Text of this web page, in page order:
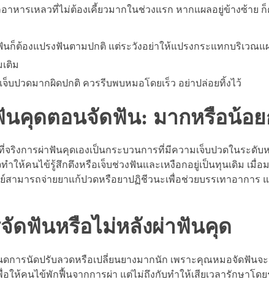
หารเหลวที่ไม่ต้องเคี้ยวมากในช่วงแรก หากแผลอยู่ข้างซ้าย ก็
นก็ต้องแปรงฟันตามปกติ แต่ระวังอย่าให้แปรงกระแทกบริเวณแ
ติม
จ็บปวดมากผิดปกติ ควรรีบพบหมอโดยเร็ว อย่าปล่อยทิ้งไว้
นคุดตอนจัดฟัน: มากหรือน้อ
ริงการผ่าฟันคุดเองเป็นกระบวนการที่มีความเจ็บปวดในระดับ
ให้คนไข้รู้สึกตึงหรือเจ็บช่วงฟันและเหงือกอยู่เป็นทุนเดิม เมื่อ
มารถจ่ายยาแก้ปวดหรือยาปฏิชีวนะเพื่อช่วยบรรเทาอาการ แ
ดฟันหรือไม่หลังผ่าฟันคุด
ารนัดปรับลวดหรือเปลี่ยนยางมากนัก เพราะคุณหมอจัดฟันจะ
ให้คนไข้พักฟื้นจากการผ่า แต่ไม่ถึงกับทำให้เสียเวลารักษาโด